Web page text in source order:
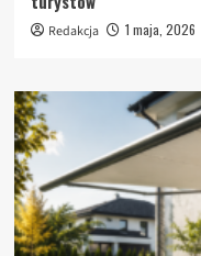
Redakcja 1 maja, 2026